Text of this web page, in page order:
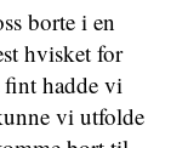
borte i en
hvisket for
fint hadde vi
vi utfolde